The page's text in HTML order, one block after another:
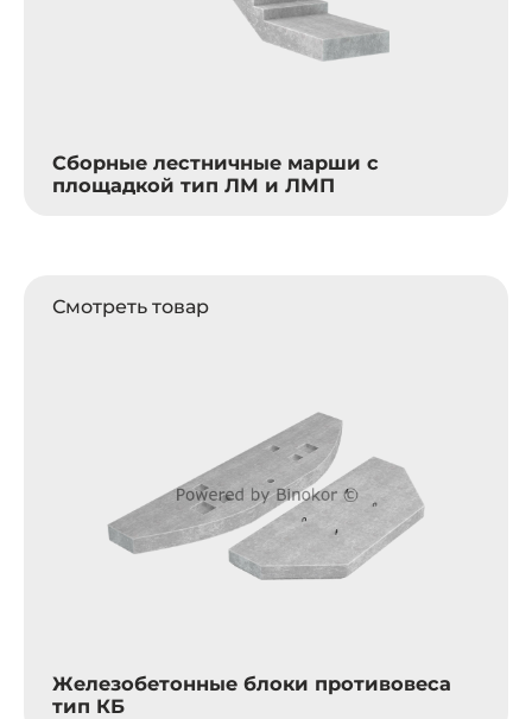
Сборные лестничные марши с
площадкой тип ЛМ и ЛМП
Смотреть товар
Железобетонные блоки противовеса
тип КБ